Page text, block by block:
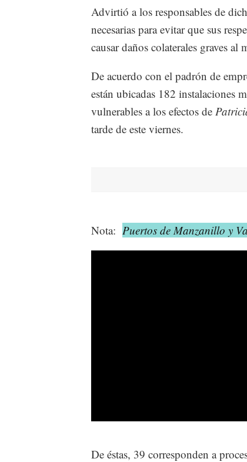
Advirtió a los responsables de
necesarias para evitar que sus
causar daños colaterales graves al
De acuerdo con el padrón de
están ubicadas 182 instalaciones
vulnerables a los efectos de
tarde de este viernes.
Nota: Puertos de Manzanillo y
De éstas, 39 corresponden a